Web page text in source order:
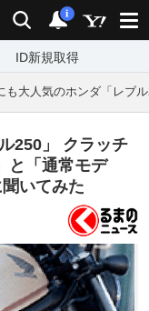
検索 通知
i
ID新規取得
も大人気のホンダ「レブ
250」 クラッチ
と「通常モデ
いてみた